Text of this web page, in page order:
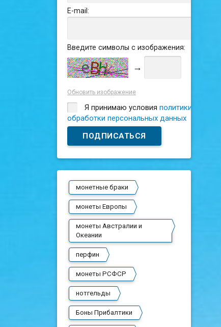
E-mail:
Введите символы с изображения:
→
Обновить изображение
Я принимаю условияполитики
обработки персональных данных
монетные браки
монеты Европы
монеты Австралии и
Океании
перфин
монеты РСФСР
нотгельды
Боны Прибалтики